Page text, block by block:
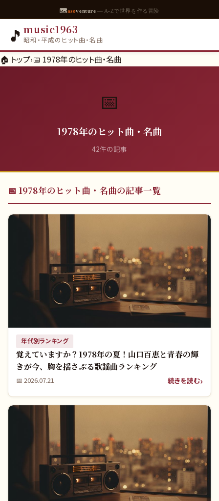
🗺asoventure — A-Zで世界を作る冒険
🎵 music1963
昭和・平成のヒット曲・名曲
🏠 トップ›📅 1978年のヒット曲・名曲
📅
1978年のヒット曲・名曲
42件の記事
📅 1978年のヒット曲・名曲の記事一覧
年代別ランキング
覚えていますか？1978年の夏！山口百恵と青春の輝
きが今、胸を揺さぶる歌謡曲ランキング
📅 2026.07.21 続きを読む